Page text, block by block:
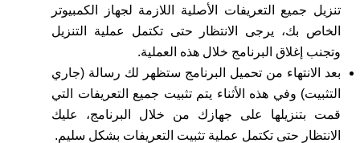
تنزيل جميع التعريفات الأصلية اللازمة لجهاز الكمبيوتر
الخاص بك، يرجى الانتظار حتى تكتمل عملية التنزيل
وتجنب إغلاق البرنامج خلال هذه العملية.
بعد الانتهاء من تحميل البرنامج ستظهر لك رسالة (جاري
التثبيت) وفي هذه الأثناء يتم تثبيت جميع التعريفات التي
قمت بتنزيلها على جهازك من خلال البرنامج، عليك
الانتظار حتى تكتمل عملية تثبيت التعريفات بشكل سليم.